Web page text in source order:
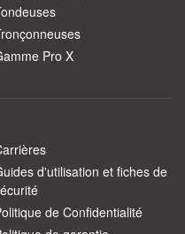
Pro X
d'utilisation et fiches de
de Confidentialité